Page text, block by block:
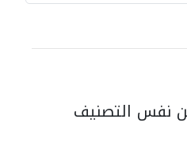
نفس التصنيف